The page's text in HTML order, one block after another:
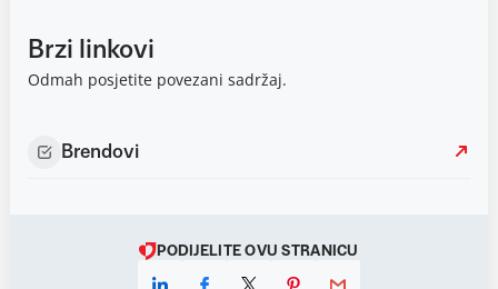
Brzi linkovi
Odmah posjetite povezani sadržaj.
Brendovi
PODIJELITE OVU STRANICU